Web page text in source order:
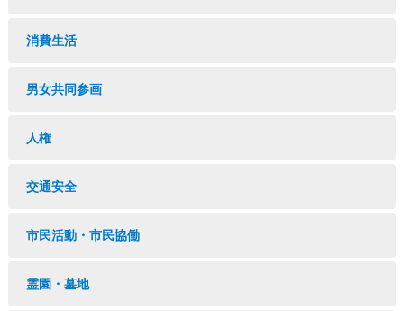
消費生活
男女共同参画
人権
交通安全
市民活動・市民協働
霊園・墓地